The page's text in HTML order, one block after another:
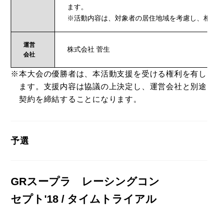
ます。
※活動内容は、対象者の居住地域を考慮し、相
運営
会社
株式会社 菅生
本大会の優勝者は、本活動支援を受ける権利を有し
ます。支援内容は協議の上決定し、運営会社と別途
契約を締結することになります。
予選
GRスープラ レーシングコン
セプト'18 / タイムトライアル